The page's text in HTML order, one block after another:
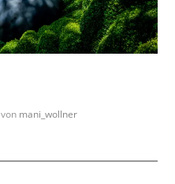
von mani_wollner